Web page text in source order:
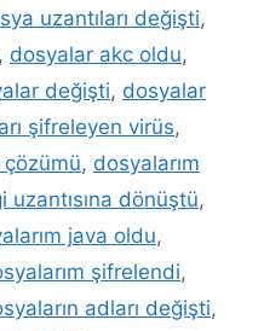
uzantıları değişti,
, dosyalar akc oldu,
değişti, dosyalar
şifreleyen virüs,
, dosyalarım
uzantısına dönüştü,
java oldu,
şifrelendi,
adları değişti,